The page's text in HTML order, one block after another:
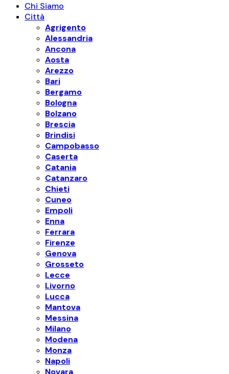
Chi Siamo
Città
Agrigento
Alessandria
Ancona
Aosta
Arezzo
Bari
Bergamo
Bologna
Bolzano
Brescia
Brindisi
Campobasso
Caserta
Catania
Catanzaro
Chieti
Cuneo
Empoli
Enna
Ferrara
Firenze
Genova
Grosseto
Lecce
Livorno
Lucca
Mantova
Messina
Milano
Modena
Monza
Napoli
Novara